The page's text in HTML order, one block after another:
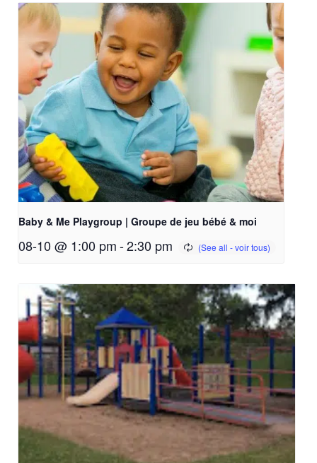
Baby & Me Playgroup | Groupe de jeu bébé & moi
08-10 @ 1:00 pm-2:30 pm